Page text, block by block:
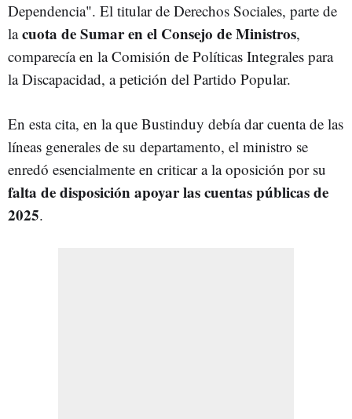
Dependencia". El titular de Derechos Sociales, parte de
lacuota de Sumar en el Consejo de Ministros,
comparecía en la Comisión de Políticas Integrales para
la Discapacidad, a petición del Partido Popular.
En esta cita, en la que Bustinduy debía dar cuenta de las
líneas generales de su departamento, el ministro se
enredó esencialmente en criticar a la oposición por su
falta de disposición apoyar las cuentas públicas de
2025.